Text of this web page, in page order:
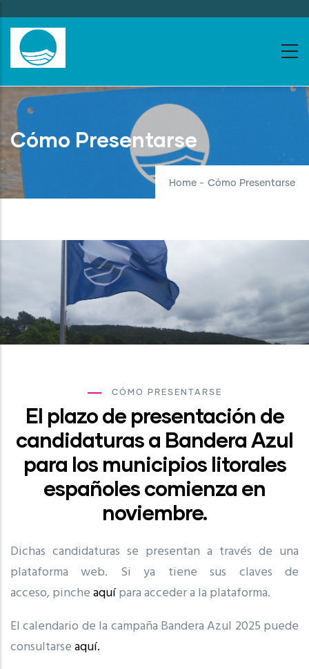
to
main
content
Cómo Presentarse
Home - Cómo Presentarse
CÓMO PRESENTARSE
El plazo de presentación de
candidaturas a Bandera Azul
para los municipios litorales
españoles comienza en
noviembre.
Dichas candidaturas se presentan a través de una
plataforma web. Si ya tiene sus claves de
acceso, pincheaquípara acceder a la plataforma.
El calendario de la campaña Bandera Azul 2025 puede
consultarseaquí.